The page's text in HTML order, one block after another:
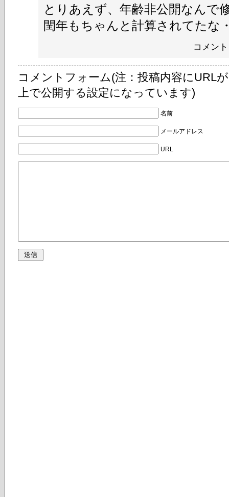
とりあえず、年齢非公開なんで
閏年もちゃんと計算されてたな
コメン
コメントフォーム(注：投稿内容にURL
上で公開する設定になっています)
名前
メールアドレス
URL